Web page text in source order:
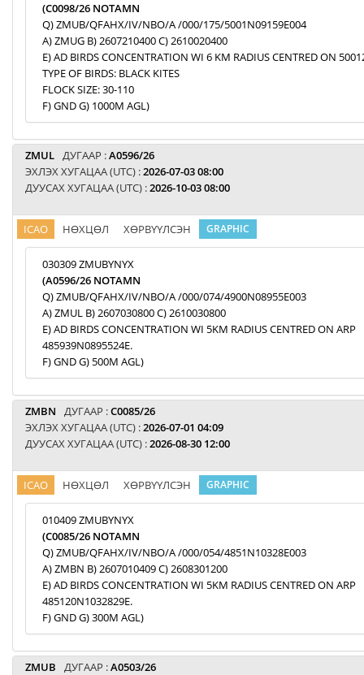
(C0098/26 NOTAMN
Q) ZMUB/QFAHX/IV/NBO/A /000/175/5001N09159E004
A) ZMUG B) 2607210400 C) 2610020400
E) AD BIRDS CONCENTRATION WI 6 KM RADIUS CENTRED ON
TYPE OF BIRDS: BLACK KITES
FLOCK SIZE: 30-110
F) GND G) 1000M AGL)
ZMUL ДУГААР :A0596/26
ЭХЛЭХ ХУГАЦАА (UTC) :2026-07-03 08:00
ДУУСАХ ХУГАЦАА (UTC) :2026-10-03 08:00
ICAO НӨХЦӨЛ ХӨРВҮҮЛСЭН GRAPHIC
030309 ZMUBYNYX
(A0596/26 NOTAMN
Q) ZMUB/QFAHX/IV/NBO/A /000/074/4900N08955E003
A) ZMUL B) 2607030800 C) 2610030800
E) AD BIRDS CONCENTRATION WI 5KM RADIUS CENTRED ON ARP
485939N0895524E.
F) GND G) 500M AGL)
ZMBN ДУГААР :C0085/26
ЭХЛЭХ ХУГАЦАА (UTC) :2026-07-01 04:09
ДУУСАХ ХУГАЦАА (UTC) :2026-08-30 12:00
ICAO НӨХЦӨЛ ХӨРВҮҮЛСЭН GRAPHIC
010409 ZMUBYNYX
(C0085/26 NOTAMN
Q) ZMUB/QFAHX/IV/NBO/A /000/054/4851N10328E003
A) ZMBN B) 2607010409 C) 2608301200
E) AD BIRDS CONCENTRATION WI 5KM RADIUS CENTRED ON ARP
485120N1032829E.
F) GND G) 300M AGL)
ZMUB ДУГААР :A0503/26